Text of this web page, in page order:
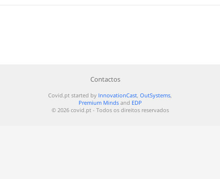
Contactos
Covid.pt started by InnovationCast, OutSystems,
Premium Mindsand EDP
© 2026 covid.pt - Todos os direitos reservados